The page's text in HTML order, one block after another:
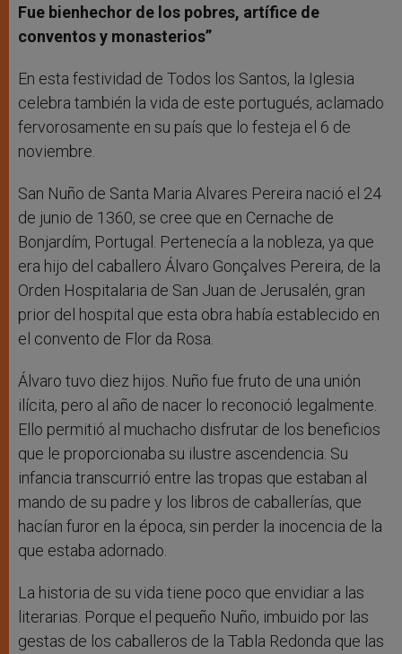
Fue bienhechor de los pobres, artífice de
conventos y monasterios”
En esta festividad de Todos los Santos, la Iglesia
celebra también la vida de este portugués, aclamado
fervorosamente en su país que lo festeja el 6 de
noviembre.
San Nuño de Santa Maria Alvares Pereira nació el 24
de junio de 1360, se cree que en Cernache de
Bonjardím, Portugal. Pertenecía a la nobleza, ya que
era hijo del caballero Álvaro Gonçalves Pereira, de la
Orden Hospitalaria de San Juan de Jerusalén, gran
prior del hospital que esta obra había establecido en
el convento de Flor da Rosa.
Álvaro tuvo diez hijos. Nuño fue fruto de una unión
ilícita, pero al año de nacer lo reconoció legalmente.
Ello permitió al muchacho disfrutar de los beneficios
que le proporcionaba su ilustre ascendencia. Su
infancia transcurrió entre las tropas que estaban al
mando de su padre y los libros de caballerías, que
hacían furor en la época, sin perder la inocencia de la
que estaba adornado.
La historia de su vida tiene poco que envidiar a las
literarias. Porque el pequeño Nuño, imbuido por las
gestas de los caballeros de la Tabla Redonda que las